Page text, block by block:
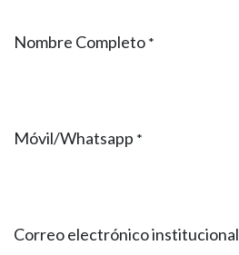
Nombre Completo *
Móvil/Whatsapp *
Correo electrónico institucional